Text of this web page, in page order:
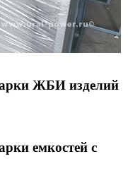
ЖБИ изделий
емкостей с